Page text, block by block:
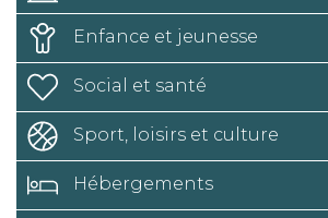
Enfance et jeunesse
Social et santé
Sport, loisirs et culture
Hébergements